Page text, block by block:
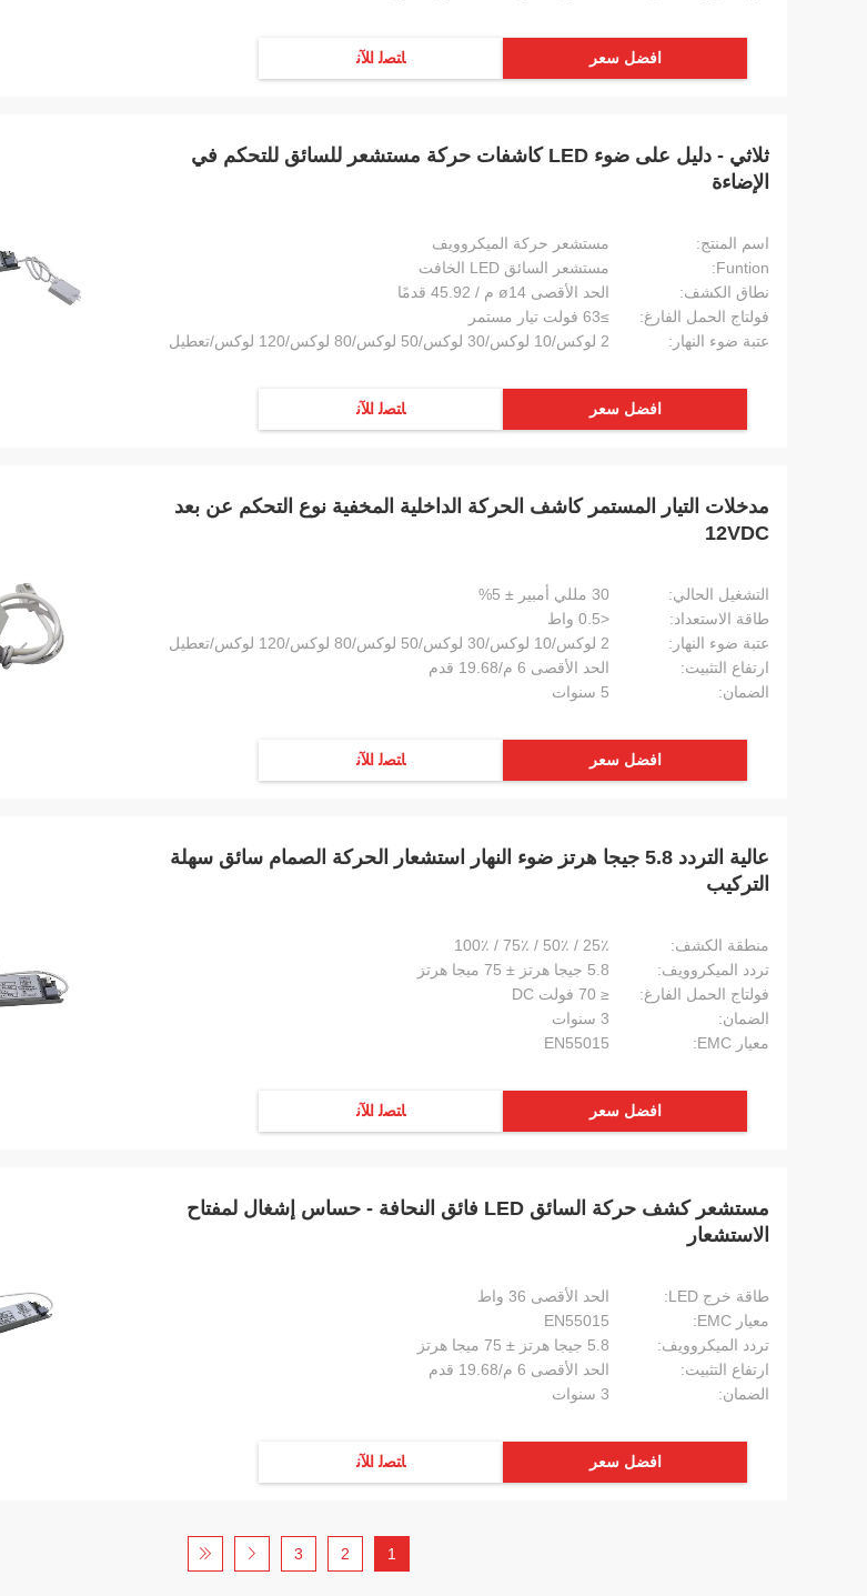
افضل سعر ﺎﺘﺼﻟ ﺍﻶﻧ
ثلاثي - دليل على ضوء LED كاشفات حركة مستشعر للسائق للتحكم في
الإضاءة
اسم المنتج:
مستشعر حركة الميكروويف
Funtion:
مستشعر السائق LED الخافت
نطاق الكشف:
الحد الأقصى ø14 م / 45.92 قدمًا
فولتاج الحمل الفارغ:
≥63 فولت تيار مستمر
عتبة ضوء النهار:
2 لوكس/10 لوكس/30 لوكس/50 لوكس/80 لوكس/120 لوكس/تعطيل
افضل سعر ﺎﺘﺼﻟ ﺍﻶﻧ
مدخلات التيار المستمر كاشف الحركة الداخلية المخفية نوع التحكم عن بعد
12VDC
التشغيل الحالي:
30 مللي أمبير ± 5%
طاقة الاستعداد:
<0.5 واط
عتبة ضوء النهار:
2 لوكس/10 لوكس/30 لوكس/50 لوكس/80 لوكس/120 لوكس/تعطيل
ارتفاع التثبيت:
الحد الأقصى 6 م/19.68 قدم
الضمان:
5 سنوات
افضل سعر ﺎﺘﺼﻟ ﺍﻶﻧ
عالية التردد 5.8 جيجا هرتز ضوء النهار استشعار الحركة الصمام سائق سهلة
التركيب
منطقة الكشف:
25٪ / 50٪ / 75٪ / 100٪
تردد الميكروويف:
5.8 جيجا هرتز ± 75 ميجا هرتز
فولتاج الحمل الفارغ:
≤ 70 فولت DC
الضمان:
3 سنوات
معيار EMC:
EN55015
افضل سعر ﺎﺘﺼﻟ ﺍﻶﻧ
مستشعر كشف حركة السائق LED فائق النحافة - حساس إشغال لمفتاح
الاستشعار
طاقة خرج LED:
الحد الأقصى 36 واط
معيار EMC:
EN55015
تردد الميكروويف:
5.8 جيجا هرتز ± 75 ميجا هرتز
ارتفاع التثبيت:
الحد الأقصى 6 م/19.68 قدم
الضمان:
3 سنوات
افضل سعر ﺎﺘﺼﻟ ﺍﻶﻧ
1
2
3